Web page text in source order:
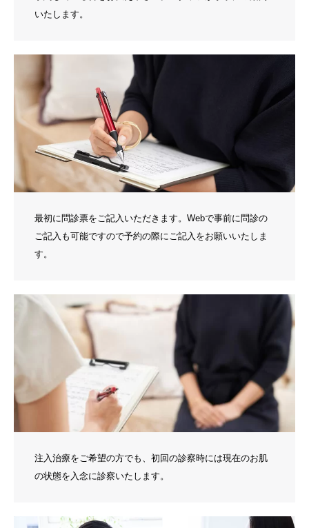
いたします。
最初に問診票をご記入いただきます。Webで事前に問診の
ご記入も可能ですので予約の際にご記入をお願いいたしま
す。
注入治療をご希望の方でも、初回の診察時には現在のお肌
の状態を入念に診察いたします。